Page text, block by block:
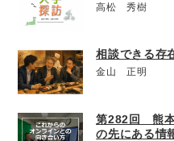
高松 秀樹
相談できる存
金山 正明
第282回 熊本
の先にある情